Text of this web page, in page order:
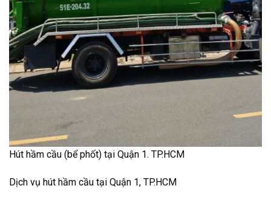
Hút hầm cầu (bể phốt) tại Quận 1. TP.HCM
Dịch vụ hút hầm cầu tại Quận 1, TP.HCM